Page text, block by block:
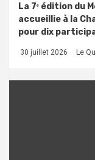
La 7ᵉ édition du
accueillie à la
pour dix
30 juillet 2026 Le